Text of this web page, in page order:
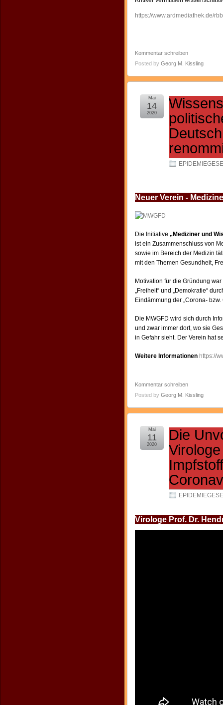
https://www.ardmediathek.de/
Kommentar schreiben
Posted by Georg M. Kissling
Mai
14
2020
Neuer Verein -
Die Initiative „Mediziner und
ist ein Zusammenschluss von
sowie im Bereich der Medizin
mit den Themen Gesundheit,
Motivation für die Gründung
„Freiheit“ und „Demokratie“
Eindämmung der „Corona-
Die MWGFD wird sich durch
und zwar immer dort, wo sie
in Gefahr sieht. Der Verein hat
Weitere Informationen https://
Kommentar schreiben
Posted by Georg M. Kissling
Die
Mai
11
2020
Virologe Prof. Dr.